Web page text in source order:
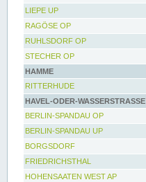
LIEPE UP
RAGÖSE OP
RUHLSDORF OP
STECHER OP
HAMME
RITTERHUDE
HAVEL-ODER-WASSERSTRASSE
BERLIN-SPANDAU OP
BERLIN-SPANDAU UP
BORGSDORF
FRIEDRICHSTHAL
HOHENSAATEN WEST AP